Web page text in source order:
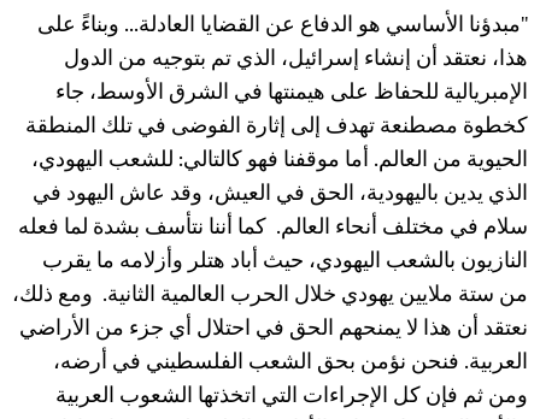
"مبدؤنا الأساسي هو الدفاع عن القضايا العادلة... وبناءً على
هذا، نعتقد أن إنشاء إسرائيل، الذي تم بتوجيه من الدول
الإمبريالية للحفاظ على هيمنتها في الشرق الأوسط، جاء
كخطوة مصطنعة تهدف إلى إثارة الفوضى في تلك المنطقة
الحيوية من العالم. أما موقفنا فهو كالتالي: للشعب اليهودي،
الذي يدين باليهودية، الحق في العيش، وقد عاش اليهود في
سلام في مختلف أنحاء العالم. كما أننا نتأسف بشدة لما فعله
النازيون بالشعب اليهودي، حيث أباد هتلر وأزلامه ما يقرب
من ستة ملايين يهودي خلال الحرب العالمية الثانية. ومع ذلك،
نعتقد أن هذا لا يمنحهم الحق في احتلال أي جزء من الأراضي
العربية. فنحن نؤمن بحق الشعب الفلسطيني في أرضه،
ومن ثم فإن كل الإجراءات التي اتخذتها الشعوب العربية